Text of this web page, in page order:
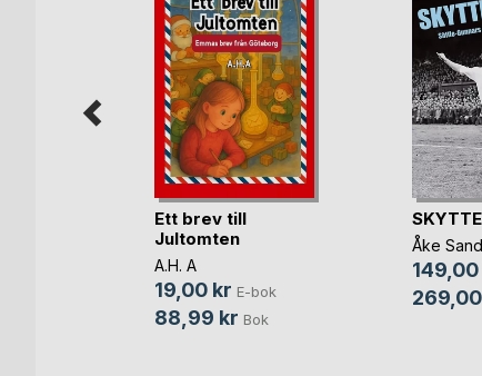
Ett brev till
Jultomten
A.H. A
19,00 kr E-bok
88,99 kr Bok
Åke